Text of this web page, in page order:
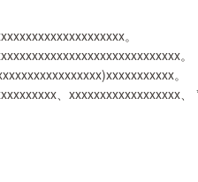
。
。
。
、xxxxxxxxxxxxxxxxxx、